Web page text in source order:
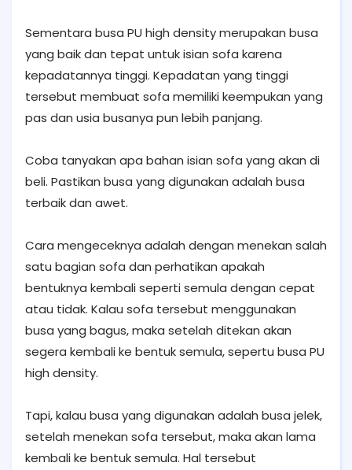
Sementara busa PU high density merupakan busa
yang baik dan tepat untuk isian sofa karena
kepadatannya tinggi. Kepadatan yang tinggi
tersebut membuat sofa memiliki keempukan yang
pas dan usia busanya pun lebih panjang.
Coba tanyakan apa bahan isian sofa yang akan di
beli. Pastikan busa yang digunakan adalah busa
terbaik dan awet.
Cara mengeceknya adalah dengan menekan salah
satu bagian sofa dan perhatikan apakah
bentuknya kembali seperti semula dengan cepat
atau tidak. Kalau sofa tersebut menggunakan
busa yang bagus, maka setelah ditekan akan
segera kembali ke bentuk semula, sepertu busa PU
high density.
Tapi, kalau busa yang digunakan adalah busa jelek,
setelah menekan sofa tersebut, maka akan lama
kembali ke bentuk semula. Hal tersebut